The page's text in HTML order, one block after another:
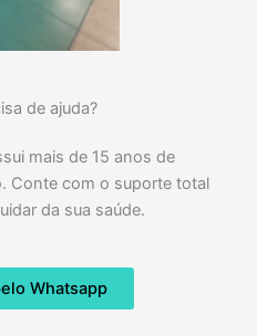
de ajuda?
mais de 15 anos de
Conte com o suporte total
da sua saúde.
Whatsapp